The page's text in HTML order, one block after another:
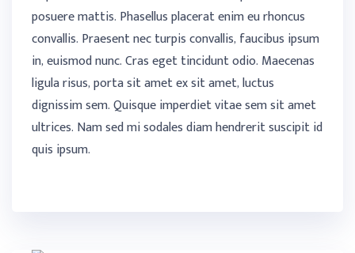
posuere mattis. Phasellus placerat enim eu rhoncus
convallis. Praesent nec turpis convallis, faucibus ipsum
in, euismod nunc. Cras eget tincidunt odio. Maecenas
ligula risus, porta sit amet ex sit amet, luctus
dignissim sem. Quisque imperdiet vitae sem sit amet
ultrices. Nam sed mi sodales diam hendrerit suscipit id
quis ipsum.